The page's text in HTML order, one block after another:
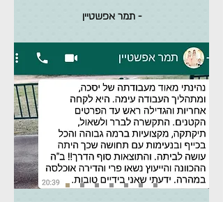
- תמר אפשטיין